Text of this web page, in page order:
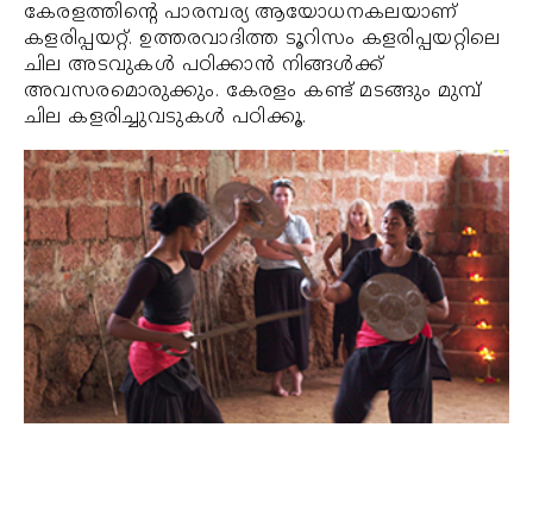
കേരളത്തിന്റെ പാരമ്പര്യ ആയോധനകലയാണ്
കളരിപ്പയറ്റ്. ഉത്തരവാദിത്ത ടൂറിസം കളരിപ്പയറ്റിലെ
ചില അടവുകള്‍ പഠിക്കാന്‍ നിങ്ങള്‍ക്ക്
അവസരമൊരുക്കും. കേരളം കണ്ട് മടങ്ങും മുമ്പ്
ചില കളരിച്ചുവടുകള്‍ പഠിക്കൂ.